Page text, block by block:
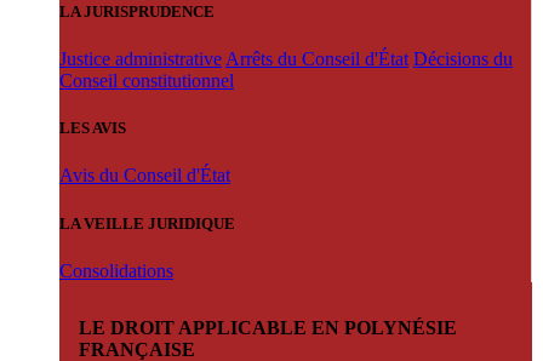
LA JURISPRUDENCE
Justice administrative Arrêts du Conseil d'État Décisions du
Conseil constitutionnel
LES AVIS
Avis du Conseil d'État
LA VEILLE JURIDIQUE
Consolidations
LE DROIT APPLICABLE EN POLYNÉSIE
FRANÇAISE